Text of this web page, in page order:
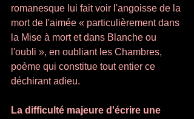
romanesque lui fait voir l'angoisse de la
mort de l'aimée « parti­culièrement dans
la Mise à mort et dans Blanche ou
l'oubli », en oubliant les Chambres,
poème qui constitue tout entier ce
déchirant adieu.
La difficulté majeure d'écrire une